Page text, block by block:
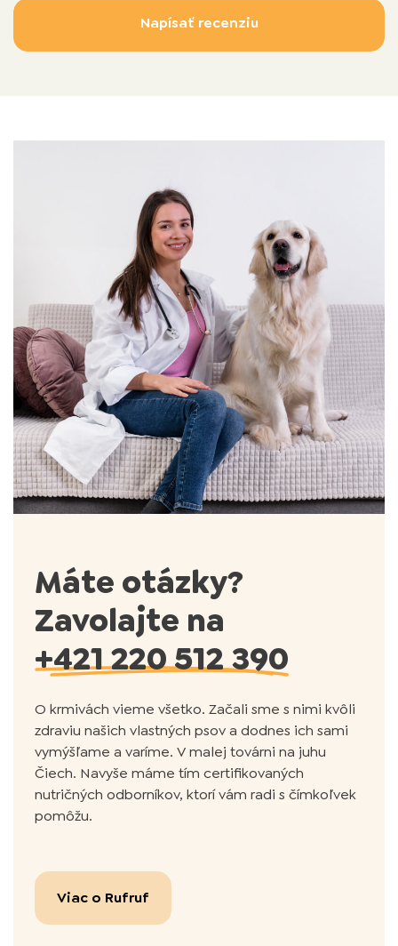
Napísať recenziu
Máte otázky?
Zavolajte na
+421 220 512 390
O krmivách vieme všetko. Začali sme s nimi kvôli
zdraviu našich vlastných psov a dodnes ich sami
vymýšľame a varíme. V malej továrni na juhu
Čiech. Navyše máme tím certifikovaných
nutričných odborníkov, ktorí vám radi s čímkoľvek
pomôžu.
Viac o Rufruf